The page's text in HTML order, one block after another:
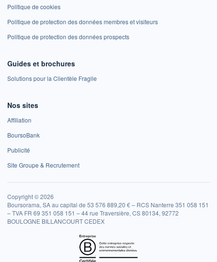
Politique de cookies
Politique de protection des données membres et visiteurs
Politique de protection des données prospects
Guides et brochures
Solutions pour la Clientèle Fragile
Nos sites
Affiliation
BoursoBank
Publicité
Site Groupe & Recrutement
Copyright © 2026
Boursorama, SA au capital de 53 576 889,20 € – RCS Nanterre 351 058 151
– TVA FR 69 351 058 151 – 44 rue Traversière, CS 80134, 92772
BOULOGNE BILLANCOURT CEDEX